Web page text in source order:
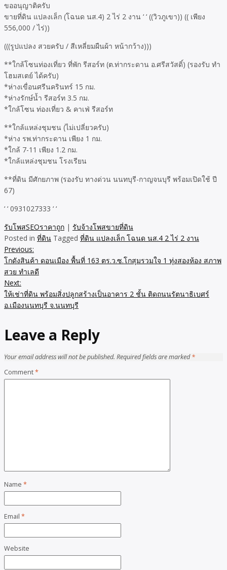
ขออนุญาติครับ
ขายที่ดิน แปลงเล็ก (โฉนด นส.4) 2 ไร่ 2 งาน ‘ ‘ ((วิวภูเขา)) (( เพียง
556,000 / ไร่))
(((รูปแปลง สวยครับ / สีเหลี่ยมผืนผ้า หน้ากว้าง)))
**ใกล้โซนท่องเที่ยว ที่พัก รีสอร์ท (ต.ท่ากระดาน อ.ศรีสวัสดิ์) (รองรับ ทำ
โฮมสเตย์ ได้ครับ)
*ห่างเขื่อนศรีนครินทร์ 15 กม.
*ห่างรักษ์น้ำ รีสอร์ท 3.5 กม.
*ใกล้โซน ท่องเที่ยว & คาเฟ่ รีสอร์ท
**ใกล้แหล่งชุมชน (ไม่เปลี่ยวครับ)
*ห่าง รพ.ท่ากระดาน เพียง 1 กม.
*ใกล้ 7-11 เพียง 1.2 กม.
*ใกล้แหล่งชุมชน โรงเรียน
**ที่ดิน มีศักยภาพ (รองรับ ทางด่วน นนทบุรี-กาญจนบุรี พร้อมเปิดใช้ ปี
67)
‘ ‘ 0931027333 ‘ ‘
รับโพสSEOราคาถูก | รับจ้างโพสขายที่ดิน
Posted in ที่ดิน Tagged ที่ดิน แปลงเล็ก โฉนด นส.4 2 ไร่ 2 งาน
Post
navigation
Previous:
โกดังสินค้า ดอนเมือง พื้นที่ 163 ตร.ว.ซ.โกสุมรวมใจ 1 ทุ่งสองห้อง สภาพ
สวย ทำเลดี
Next:
ให้เช่าที่ดิน พร้อมสิ่งปลูกสร้างเป็นอาคาร 2 ชั้น ติดถนนรัตนาธิเบศร์
อ.เมืองนนทบุรี จ.นนทบุรี
Leave a Reply
Your email address will not be published. Required fields are marked*
Comment*
Name *
Email *
Website